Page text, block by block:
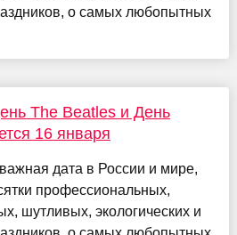
о самых любопытных
The Beatles и День
16 января
дата в России и мире,
профессиональных,
шутливых, экологических и